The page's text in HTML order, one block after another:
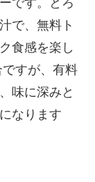
で、無料ト
食感を楽し
すが、有料
味に深みと
なります